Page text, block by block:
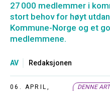
27 000 medlemmer i
stort behov for høyt
Kommune-Norge og et
medlemmene.
AV Redaksjonen
06. APRIL,
DENNE